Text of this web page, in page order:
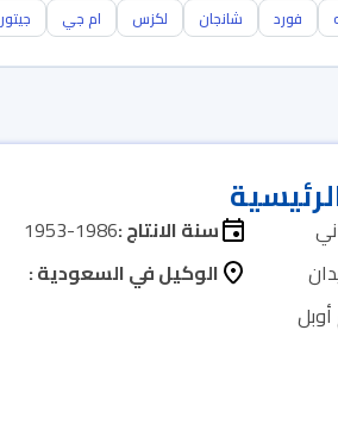
فورد شانجان لكزس ام جي جيتور
سنة الانتاج :1953-1986
الوكيل في السعودية :
أوبل